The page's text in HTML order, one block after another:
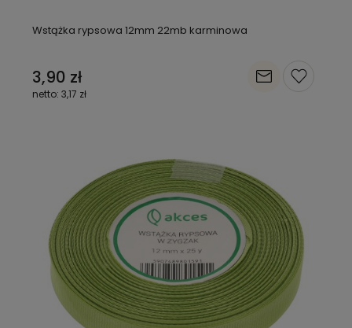
Wstążka rypsowa 12mm 22mb karminowa
3,90 zł
3,17 zł